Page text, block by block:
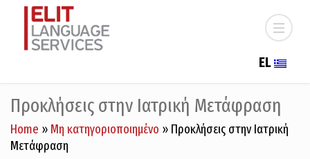
EL
Προκλήσεις στην Ιατρική Μετάφραση
Home » Μη κατηγοριοποιημένο » Προκλήσεις στην Ιατρική
Μετάφραση